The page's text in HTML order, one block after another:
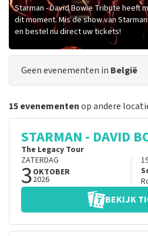
Starman - David Bowie Tribute heeft
dit moment. Mis de show van
en bestel nu direct uw tickets!
Geen evenementen in België
15 evenementenop andere
STARMAN - DAVID
The Legacy Tour
ZATERDAG
3OKTOBER
2026
BEKIJK